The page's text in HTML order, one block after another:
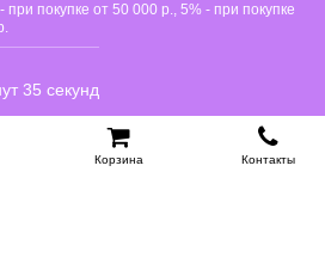
Корзина Контакты
покупке от 50 000 р., 5% - при покупке
35 секунд